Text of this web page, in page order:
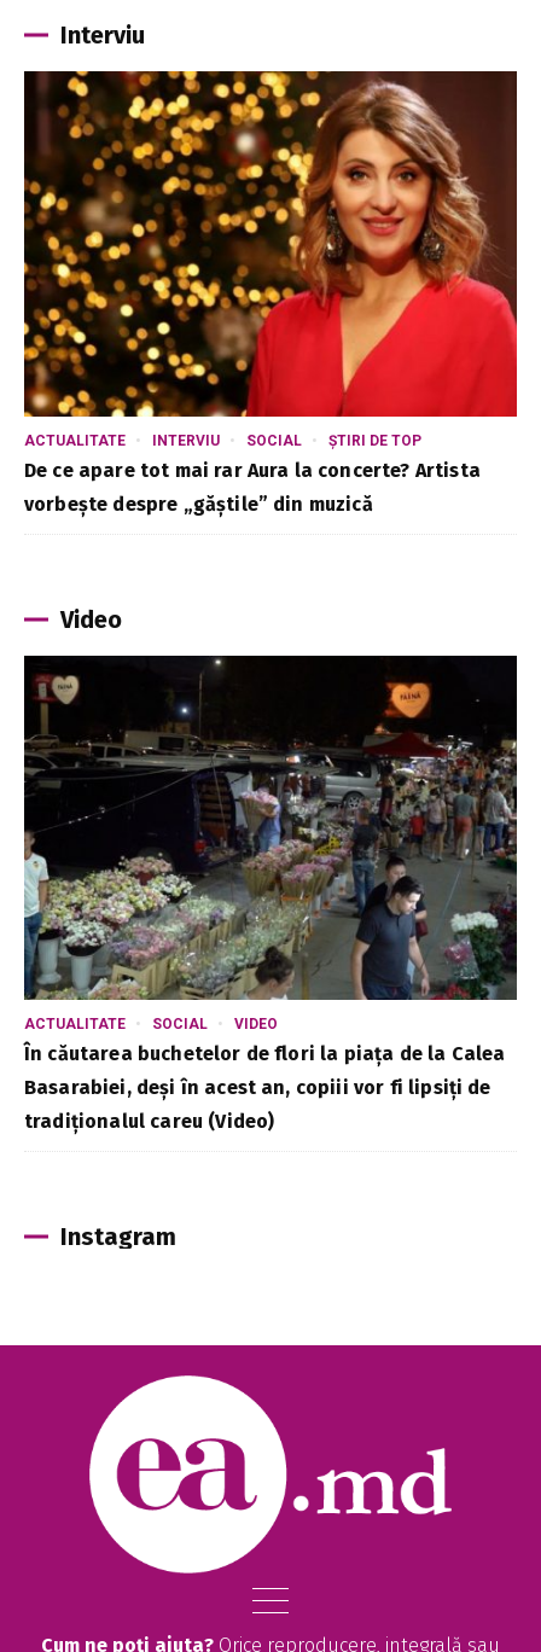
Interviu
ACTUALITATE INTERVIU SOCIAL ȘTIRI DE TOP
De ce apare tot mai rar Aura la concerte? Artista
vorbește despre „găștile” din muzică
Video
ACTUALITATE SOCIAL VIDEO
În căutarea buchetelor de flori la piața de la Calea
Basarabiei, deși în acest an, copiii vor fi lipsiți de
tradiționalul careu (Video)
Instagram
Cum ne poți ajuta? Orice reproducere, integrală sau